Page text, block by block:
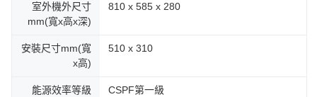
室外機外尺寸
mm(寬x高x深)
810 x 585 x 280
安裝尺寸mm(寬
x高)
510 x 310
能源效率等級 CSPF第一級